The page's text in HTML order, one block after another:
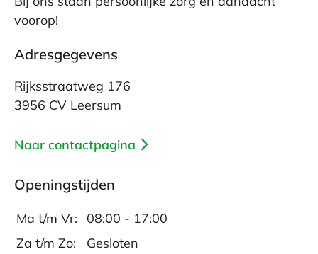
voorop!
Adresgegevens
Rijksstraatweg 176
3956 CV Leersum
Naar contactpagina
Openingstijden
Ma t/m Vr:
08:00 - 17:00
Za t/m Zo:
Gesloten